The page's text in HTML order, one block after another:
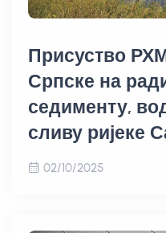
Присуство
Српске на
седименту,
сливу ријеке
02/10/2025